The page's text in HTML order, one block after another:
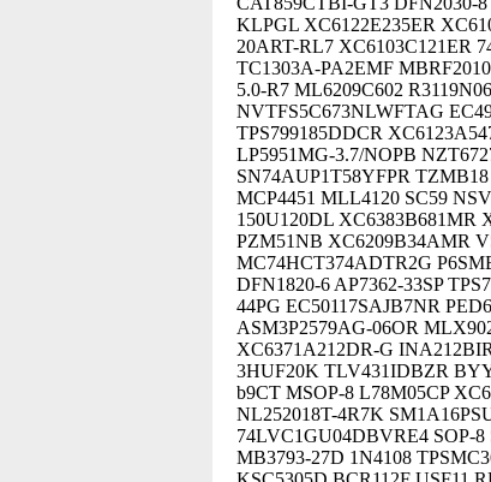
KLPGL XC6122E235ER
20ART-RL7 XC6103C121ER
TC1303A-PA2EMF
5.0-R7 ML6209C602
NVTFS5C673NLWFTAG
TPS799185DDCR
LP5951MG-3.7/NOPB
SN74AUP1T58YFPR
MCP4451 MLL4120 SC59
150U120DL XC6383B681MR
PZM51NB XC6209B34AMR
MC74HCT374ADTR2G
DFN1820-6 AP7362-33SP
44PG EC50117SAJB7NR
ASM3P2579AG-06OR
XC6371A212DR-G
3HUF20K TLV431IDBZR
b9CT MSOP-8 L78M05CP
NL252018T-4R7K
74LVC1GU04DBVRE4 SOP-
MB3793-27D 1N4108